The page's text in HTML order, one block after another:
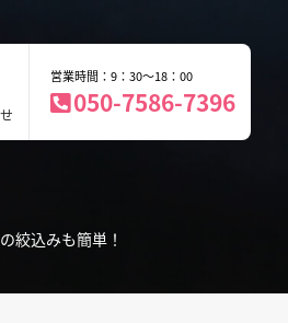
営業時間：9：30～18：00
050-7586-7396
絞込みも簡単！